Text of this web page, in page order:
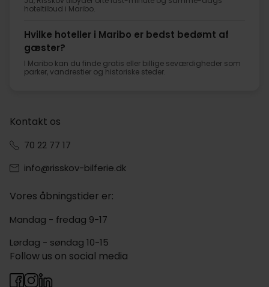
hoteltilbud i Maribo.
Hvilke hoteller i Maribo er bedst bedømt af
gæster?
I Maribo kan du finde gratis eller billige seværdigheder som
parker, vandrestier og historiske steder.
Kontakt os
70 22 77 17
info@risskov-bilferie.dk
Vores åbningstider er:
Mandag - fredag 9-17
Lørdag - søndag 10-15
Follow us on social media